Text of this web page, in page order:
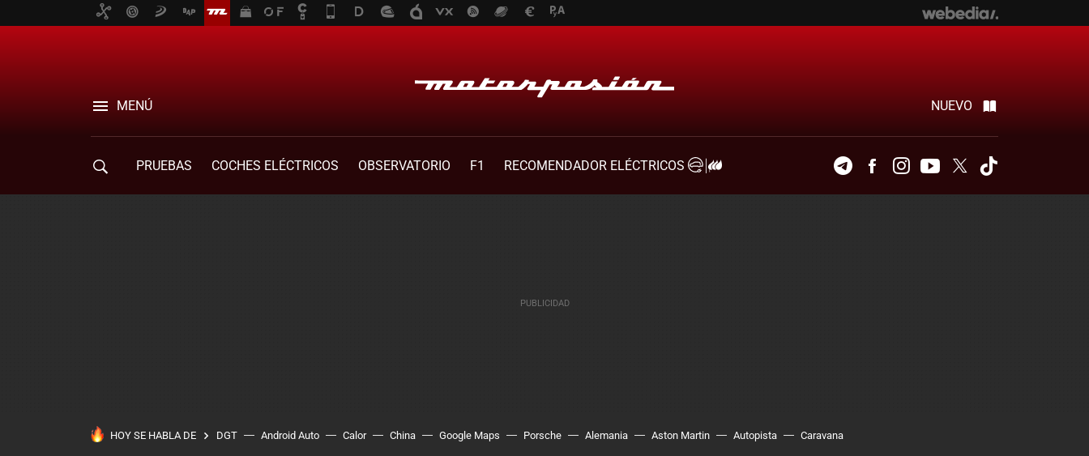
MENÚ NUEVO
PRUEBAS COCHES ELÉCTRICOS OBSERVATORIO F1
RECOMENDADOR ELÉCTRICOS
TelegramFacebookInstagramYoutubeTwitter
HOY SE HABLA DE DGT Android Auto Calor China Google Maps Porsche Alemania Aston Martin Autopista Caravana